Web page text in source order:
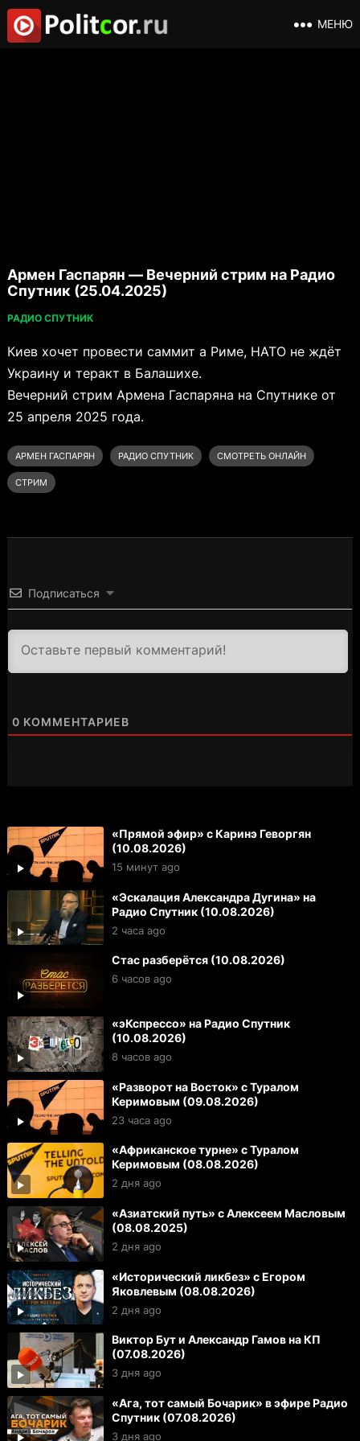
МЕНЮ
Армен Гаспарян — Вечерний стрим на Радио
Спутник (25.04.2025)
РАДИО СПУТНИК
Киев хочет провести саммит а Риме, НАТО не ждёт
Украину и теракт в Балашихе.
Вечерний стрим Армена Гаспаряна на Спутнике от
25 апреля 2025 года.
АРМЕН ГАСПАРЯН РАДИО СПУТНИК СМОТРЕТЬ ОНЛАЙН
СТРИМ
Подписаться
0 КОММЕНТАРИЕВ
«Прямой эфир» с Каринэ Геворгян
(10.08.2026)
15 минут ago
«Эскалация Александра Дугина» на
Радио Спутник (10.08.2026)
2 часа ago
Стас разберётся (10.08.2026)
6 часов ago
«эКспрессо» на Радио Спутник
(10.08.2026)
8 часов ago
«Разворот на Восток» с Туралом
Керимовым (09.08.2026)
23 часа ago
«Африканское турне» с Туралом
Керимовым (08.08.2026)
2 дня ago
«Азиатский путь» с Алексеем Масловым
(08.08.2025)
2 дня ago
«Исторический ликбез» с Егором
Яковлевым (08.08.2026)
2 дня ago
Виктор Бут и Александр Гамов на КП
(07.08.2026)
3 дня ago
«Ага, тот самый Бочарик» в эфире Радио
Спутник (07.08.2026)
3 дня ago